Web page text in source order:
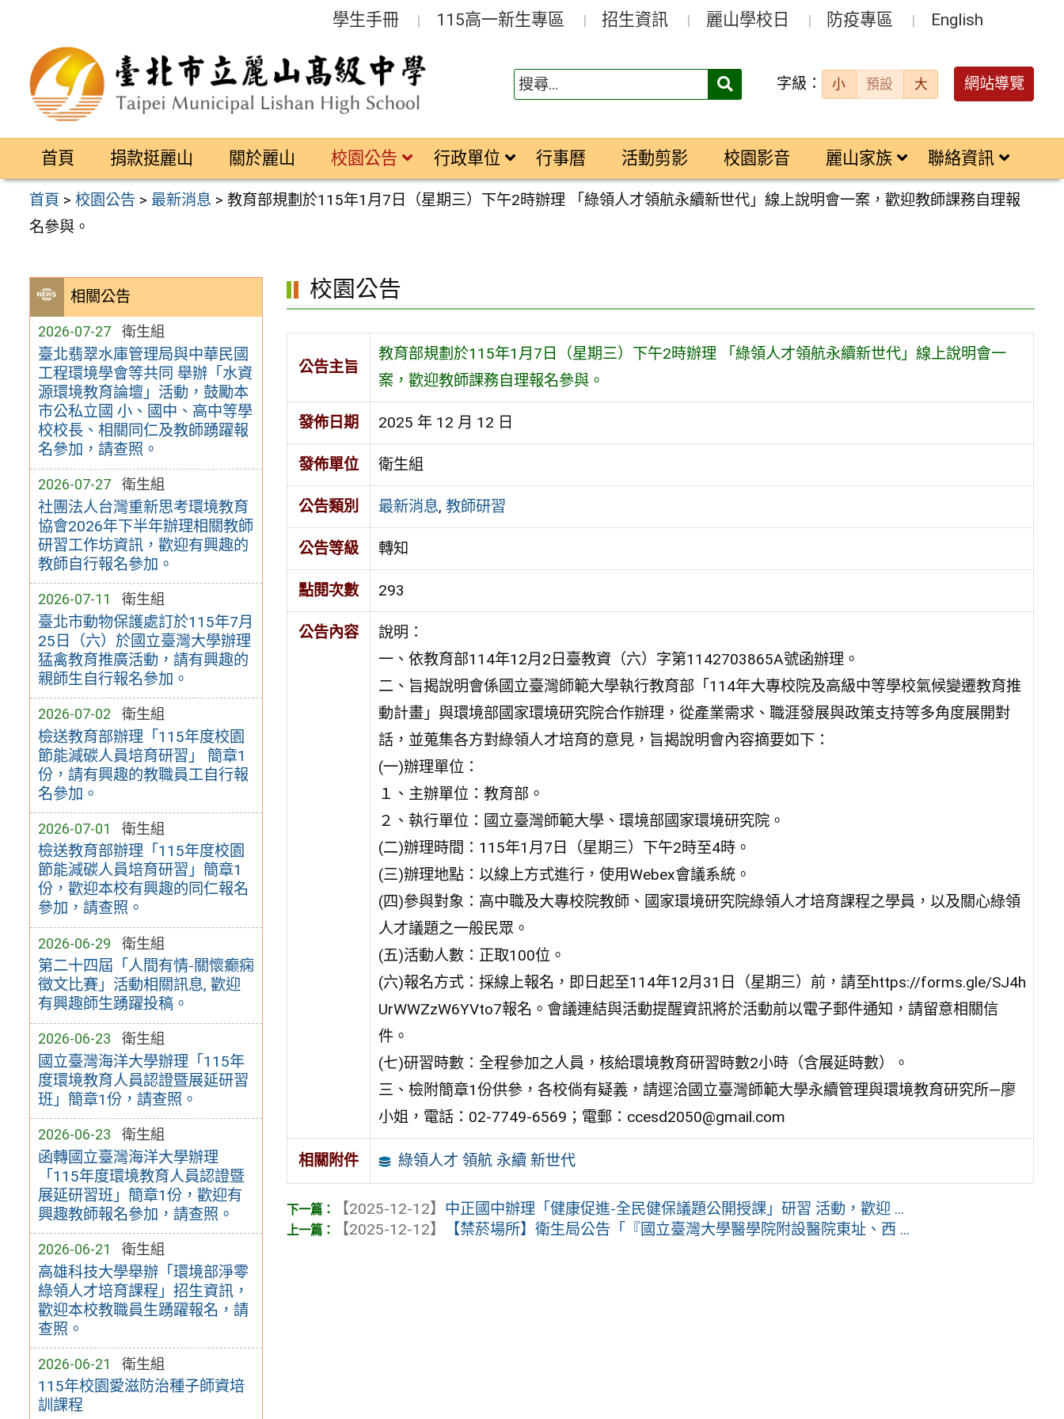
區
學生手冊 115高一新生專區 招生資訊 麗山學校日 防疫專區 English
搜
字級： 小 預設 大 網站導覽
首頁 捐款挺麗山 關於麗山 校園公告 行政單位 行事曆 活動剪影 校園影音 麗山家族 聯絡資訊
首頁 >校園公告 > 最新消息 >教育部規劃於115年1月7日（星期三）下午2時辦理 「綠領人才領航永續新世代」線上說明會一案，歡迎教師課務自理報
名參與。
相關公告
2026-07-27 衛生組
臺北翡翠水庫管理局與中華民國
工程環境學會等共同 舉辦「水資
源環境教育論壇」活動，鼓勵本
市公私立國 小、國中、高中等學
校校長、相關同仁及教師踴躍報
名參加，請查照。
2026-07-27 衛生組
社團法人台灣重新思考環境教育
協會2026年下半年辦理相關教師
研習工作坊資訊，歡迎有興趣的
教師自行報名參加。
2026-07-11 衛生組
臺北市動物保護處訂於115年7月
25日（六）於國立臺灣大學辦理
猛禽教育推廣活動，請有興趣的
親師生自行報名參加。
2026-07-02 衛生組
檢送教育部辦理「115年度校園
節能減碳人員培育研習」 簡章1
份，請有興趣的教職員工自行報
名參加。
2026-07-01 衛生組
檢送教育部辦理「115年度校園
節能減碳人員培育研習」簡章1
份，歡迎本校有興趣的同仁報名
參加，請查照。
2026-06-29 衛生組
第二十四屆「人間有情-關懷癫痫
徵文比賽」活動相關訊息, 歡迎
有興趣師生踴躍投稿。
2026-06-23 衛生組
國立臺灣海洋大學辦理「115年
度環境教育人員認證暨展延研習
班」簡章1份，請查照。
2026-06-23 衛生組
函轉國立臺灣海洋大學辦理
「115年度環境教育人員認證暨
展延研習班」簡章1份，歡迎有
興趣教師報名參加，請查照。
2026-06-21 衛生組
高雄科技大學舉辦「環境部淨零
綠領人才培育課程」招生資訊，
歡迎本校教職員生踴躍報名，請
查照。
2026-06-21 衛生組
115年校園愛滋防治種子師資培
訓課程
校園公告
公告主旨
教育部規劃於115年1月7日（星期三）下午2時辦理 「綠領人才領航永續新世代」線上說明會一
案，歡迎教師課務自理報名參與。
發佈日期 2025 年 12 月 12 日
發佈單位 衛生組
公告類別 最新消息, 教師研習
公告等級 轉知
點閱次數 293
公告內容
說明：
一、依教育部114年12月2日臺教資（六）字第1142703865A號函辦理。
二、旨揭說明會係國立臺灣師範大學執行教育部「114年大專校院及高級中等學校氣候變遷教育推
動計畫」與環境部國家環境研究院合作辦理，從產業需求、職涯發展與政策支持等多角度展開對
話，並蒐集各方對綠領人才培育的意見，旨揭說明會內容摘要如下：
(一)辦理單位：
１、主辦單位：教育部。
２、執行單位：國立臺灣師範大學、環境部國家環境研究院。
(二)辦理時間：115年1月7日（星期三）下午2時至4時。
(三)辦理地點：以線上方式進行，使用Webex會議系統。
(四)參與對象：高中職及大專校院教師、國家環境研究院綠領人才培育課程之學員，以及關心綠領
人才議題之一般民眾。
(五)活動人數：正取100位。
(六)報名方式：採線上報名，即日起至114年12月31日（星期三）前，請至https://forms.gle/SJ4h
UrWWZzW6YVto7報名。會議連結與活動提醒資訊將於活動前以電子郵件通知，請留意相關信
件。
(七)研習時數：全程參加之人員，核給環境教育研習時數2小時（含展延時數）。
三、檢附簡章1份供參，各校倘有疑義，請逕洽國立臺灣師範大學永續管理與環境教育研究所—廖
小姐，電話：02-7749-6569；電郵：ccesd2050@gmail.com
相關附件 綠領人才 領航 永續 新世代
【2025-12-12】 中正國中辦理「健康促進-全民健保議題公開授課」研習 活動，歡迎 ...
【2025-12-12】
【禁菸場所】衛生局公告「『國立臺灣大學醫學院附設醫院東址、西 ...